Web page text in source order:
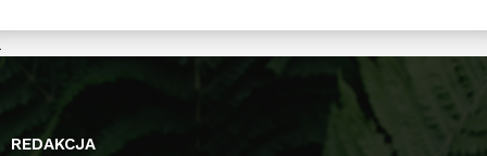
REDAKCJA